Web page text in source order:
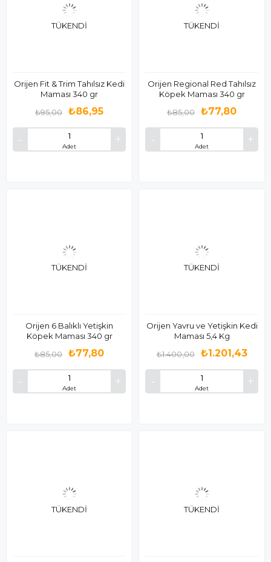
TÜKENDI
Orijen Fit & Trim Tahılsız Kedi
Maması 340 gr
Adet
₺86,95
₺95,00
TÜKENDI
Orijen Regional Red Tahılsız
Köpek Maması 340 gr
Adet
₺77,80
₺85,00
TÜKENDI
Orijen 6 Balıklı Yetişkin
Köpek Maması 340 gr
Adet
₺77,80
₺85,00
TÜKENDI
Orijen Yavru ve Yetişkin Kedi
Maması 5,4 Kg
Adet
₺1.201,43
₺1.400,00
TÜKENDI TÜKENDI